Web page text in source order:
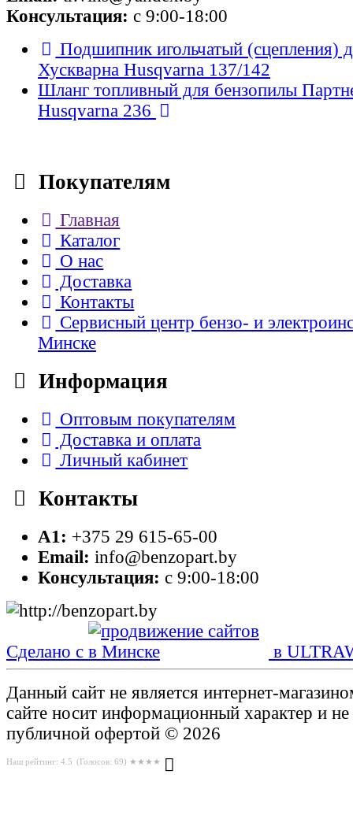
Консультация: с 9:00-18:00
Подшипник игольчатый (сцепления)
Хускварна Husqvarna 137/142
Шланг топливный для бензопилы
Husqvarna 236
Покупателям
Главная
Каталог
О нас
Доставка
Контакты
Сервисный центр бензо- и
Минске
Информация
Оптовым покупателям
Доставка и оплата
Личный кабинет
Контакты
A1: +375 29 615-65-00
Email: info@benzopart.by
Консультация: с 9:00-18:00
Сделано с в
Данный сайт не является интернет-
сайте носит информационный характер и не
публичной офертой © 2026
Наш рейтинг: 4.5 (Голосов: 69) ★★★★